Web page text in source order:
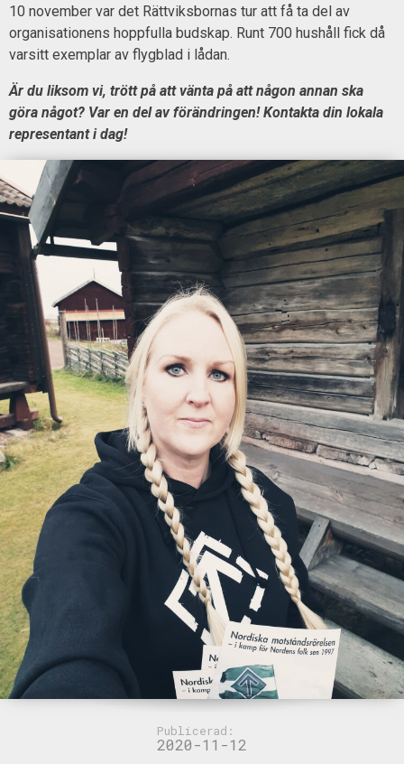
10 november var det Rättviksbornas tur att få ta del av
organisationens hoppfulla budskap. Runt 700 hushåll fick då
varsitt exemplar av flygblad i lådan.
Är du liksom vi, trött på att vänta på att någon annan ska
göra något? Var en del av förändringen! Kontakta din lokala
representant i dag!
Publicerad:
2020-11-12